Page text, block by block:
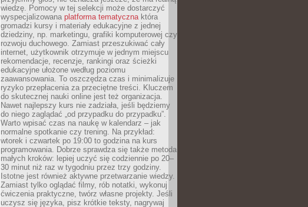
wiedzę. Pomocy w tej selekcji może dostarczyć
wyspecjalizowana platforma tematycznaktóra
gromadzi kursy i materiały edukacyjne z jednej
dziedziny, np. marketingu, grafiki komputerowej czy
rozwoju duchowego. Zamiast przeszukiwać cały
internet, użytkownik otrzymuje w jednym miejscu
rekomendacje, recenzje, rankingi oraz ścieżki
edukacyjne ułożone według poziomu
zaawansowania. To oszczędza czas i minimalizuje
ryzyko przepłacenia za przeciętne treści. Kluczem
do skutecznej nauki online jest też organizacja.
Nawet najlepszy kurs nie zadziała, jeśli będziemy
do niego zaglądać „od przypadku do przypadku”.
Warto wpisać czas na naukę w kalendarz – jak
normalne spotkanie czy trening. Na przykład:
wtorek i czwartek po 19:00 to godzina na kurs
programowania. Dobrze sprawdza się także metoda
małych kroków: lepiej uczyć się codziennie po 20–
30 minut niż raz w tygodniu przez trzy godziny.
Istotne jest również aktywne przetwarzanie wiedzy.
Zamiast tylko oglądać filmy, rób notatki, wykonuj
ćwiczenia praktyczne, twórz własne projekty. Jeśli
uczysz się języka, pisz krótkie teksty, nagrywaj